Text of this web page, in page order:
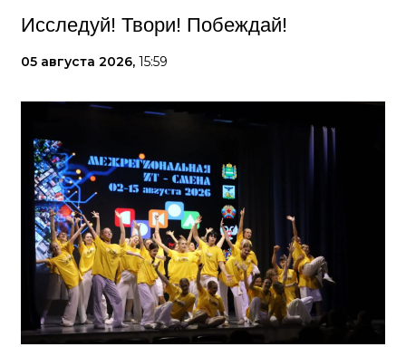
Исследуй! Твори! Побеждай!
05 августа 2026, 15:59